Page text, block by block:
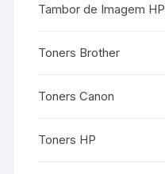
Tambor de Imagem HP
Toners Brother
Toners Canon
Toners HP